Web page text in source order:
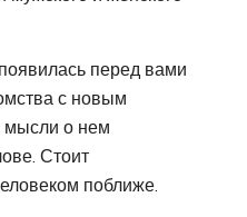
перед вами
с новым
мысли о нем
Стоит
поближе.